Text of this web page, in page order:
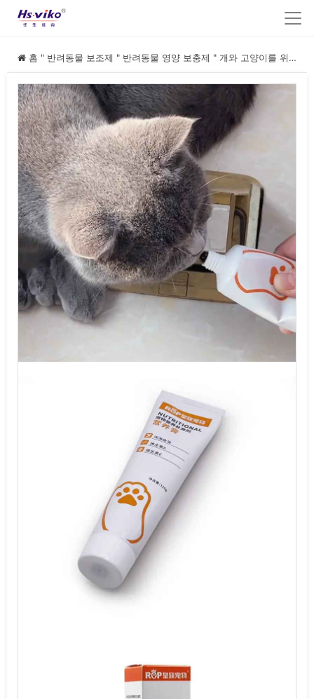
홈 " 반려동물 보조제 " 반려동물 영양 보충제 " 개와 고양이를 위한 영양 젤 보충제